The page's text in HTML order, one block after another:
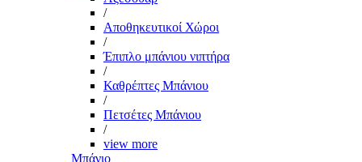
/
Αποθηκευτικοί Χώροι
/
Έπιπλο μπάνιου νιπτήρα
/
Καθρέπτες Μπάνιου
/
Πετσέτες Μπάνιου
/
view more
Μπάνιο